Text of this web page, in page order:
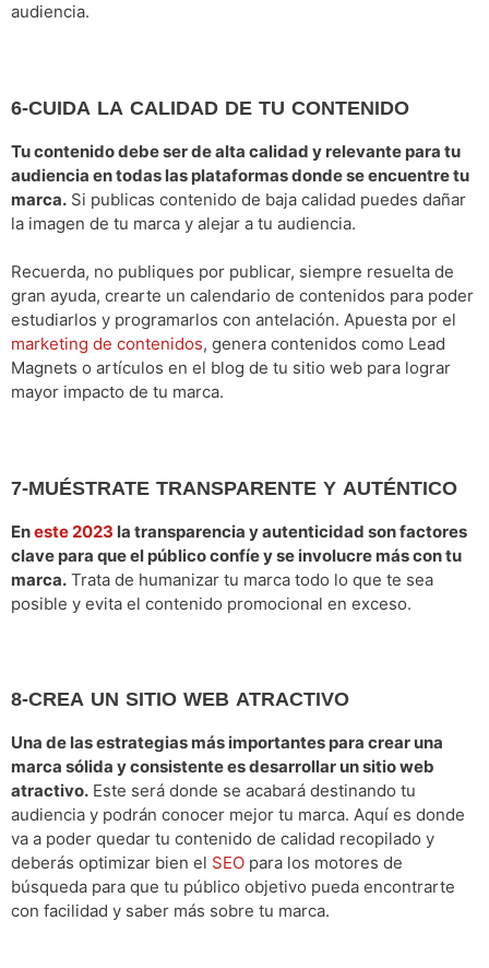
audiencia.
6-CUIDA LA CALIDAD DE TU CONTENIDO
Tu contenido debe ser de alta calidad y relevante para tu
audiencia en todas las plataformas donde se encuentre tu
marca. Si publicas contenido de baja calidad puedes dañar
la imagen de tu marca y alejar a tu audiencia.
Recuerda, no publiques por publicar, siempre resuelta de
gran ayuda, crearte un calendario de contenidos para poder
estudiarlos y programarlos con antelación. Apuesta por el
marketing de contenidos, genera contenidos como Lead
Magnets o artículos en el blog de tu sitio web para lograr
mayor impacto de tu marca.
7-MUÉSTRATE TRANSPARENTE Y AUTÉNTICO
Eneste 2023 la transparencia y autenticidad son factores
clave para que el público confíe y se involucre más con tu
marca. Trata de humanizar tu marca todo lo que te sea
posible y evita el contenido promocional en exceso.
8-CREA UN SITIO WEB ATRACTIVO
Una de las estrategias más importantes para crear una
marca sólida y consistente es desarrollar un sitio web
atractivo. Este será donde se acabará destinando tu
audiencia y podrán conocer mejor tu marca. Aquí es donde
va a poder quedar tu contenido de calidad recopilado y
deberás optimizar bien el SEO para los motores de
búsqueda para que tu público objetivo pueda encontrarte
con facilidad y saber más sobre tu marca.